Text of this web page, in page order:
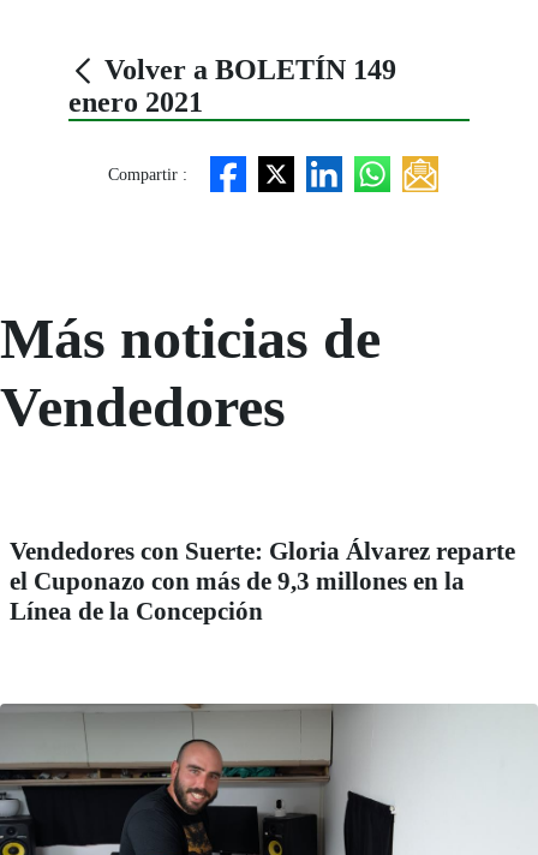
Volver a BOLETÍN 149
enero 2021
Compartir :
Más noticias de
Vendedores
Vendedores con Suerte: Gloria Álvarez reparte
el Cuponazo con más de 9,3 millones en la
Línea de la Concepción